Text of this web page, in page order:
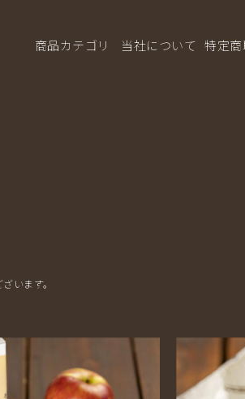
工房ASO/商品一覧ページ | アップルパ
商品カテゴリ 当社について 特定
います。